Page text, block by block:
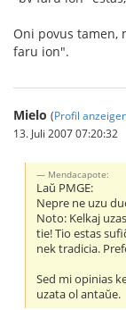
Oni povus tamen,
faru ion".
Mielo (Profil
13. Juli 2007 07:20:32
Mendacapote:
Laŭ PMGE:
Nepre ne uzu
Noto: Kelkaj
tie! Tio estas
nek tradicia.
Sed mi opinias
uzata ol antaŭe.